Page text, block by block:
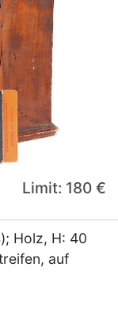
Limit: 180 €
Holz, H: 40
auf